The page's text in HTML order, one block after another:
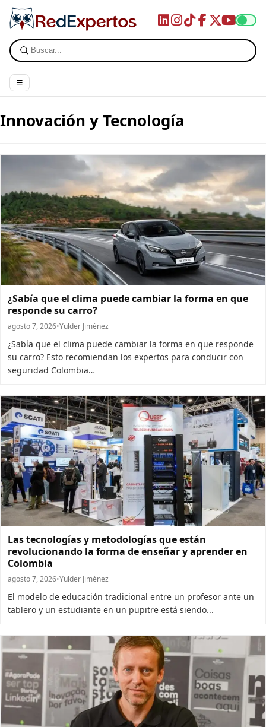
☰
Innovación y Tecnología
¿Sabía que el clima puede cambiar la forma en que
responde su carro?
agosto 7, 2026•Yulder Jiménez
¿Sabía que el clima puede cambiar la forma en que responde
su carro? Esto recomiendan los expertos para conducir con
seguridad Colombia…
Las tecnologías y metodologías que están
revolucionando la forma de enseñar y aprender en
Colombia
agosto 7, 2026•Yulder Jiménez
El modelo de educación tradicional entre un profesor ante un
tablero y un estudiante en un pupitre está siendo...